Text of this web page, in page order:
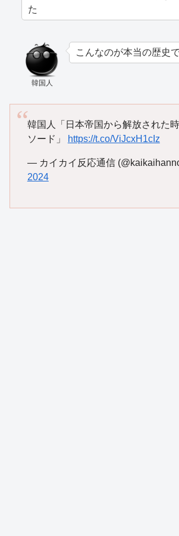
た
韓国人
こんなのが本当の歴史
韓国人「日本帝国から解放された
ソード」
https://t.co/ViJcxH1cIz
— カイカイ反応通信
2024